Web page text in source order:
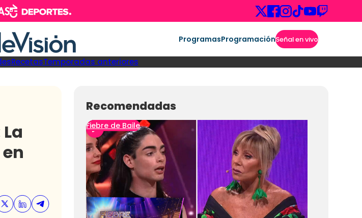
ProgramasProgramaciónSeñal en vivo
RecetasTemporadas anteriores
Recomendadas
Fiebre de Baile